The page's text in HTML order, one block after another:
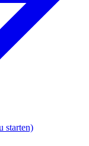
starten)